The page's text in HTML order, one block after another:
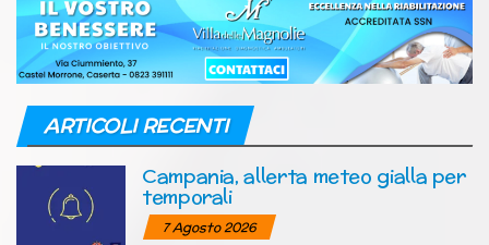
ARTICOLI RECENTI
Campania, allerta meteo gialla per
temporali
7 Agosto 2026